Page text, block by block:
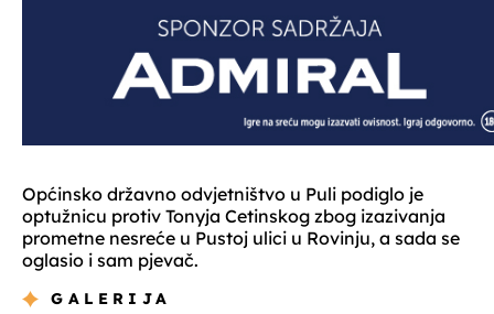
Općinsko državno odvjetništvo u Puli podiglo je
optužnicu protiv Tonyja Cetinskog zbog izazivanja
prometne nesreće u Pustoj ulici u Rovinju, a sada se
oglasio i sam pjevač.
GALERIJA